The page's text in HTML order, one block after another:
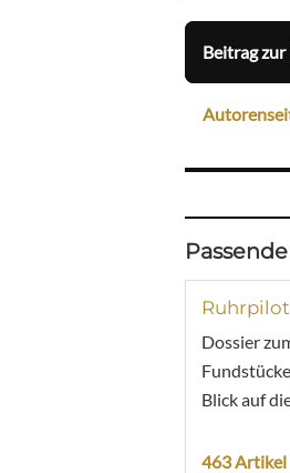
Beitrag
Ruhrpilot
Dossier
Blick auf
463 Artikel